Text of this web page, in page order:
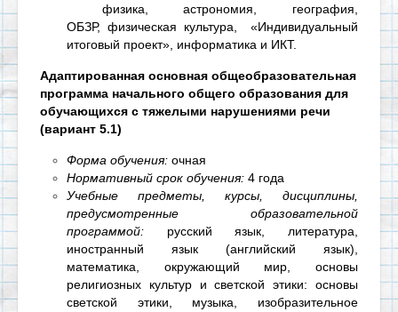
физика, астрономия,
география,
ОБЗР, физическая культура, «Индивидуальный
итоговый проект», информатика и ИКТ.
Адаптированная основная общеобразовательная
программа начального общего образования для
обучающихся с тяжелыми нарушениями речи
(вариант 5.1)
Форма обучения: очная
Нормативный срок обучения: 4 года
Учебные предметы, курсы, дисциплины,
предусмотренные образовательной
программой: русский язык, литература,
иностранный язык (английский язык),
математика, окружающий мир,
основы
религиозных культур и светской этики: основы
светской этики,
музыка, изобразительное